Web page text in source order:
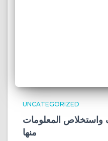
UNCATEGORIZED
واستخلاص المعلومات
منها